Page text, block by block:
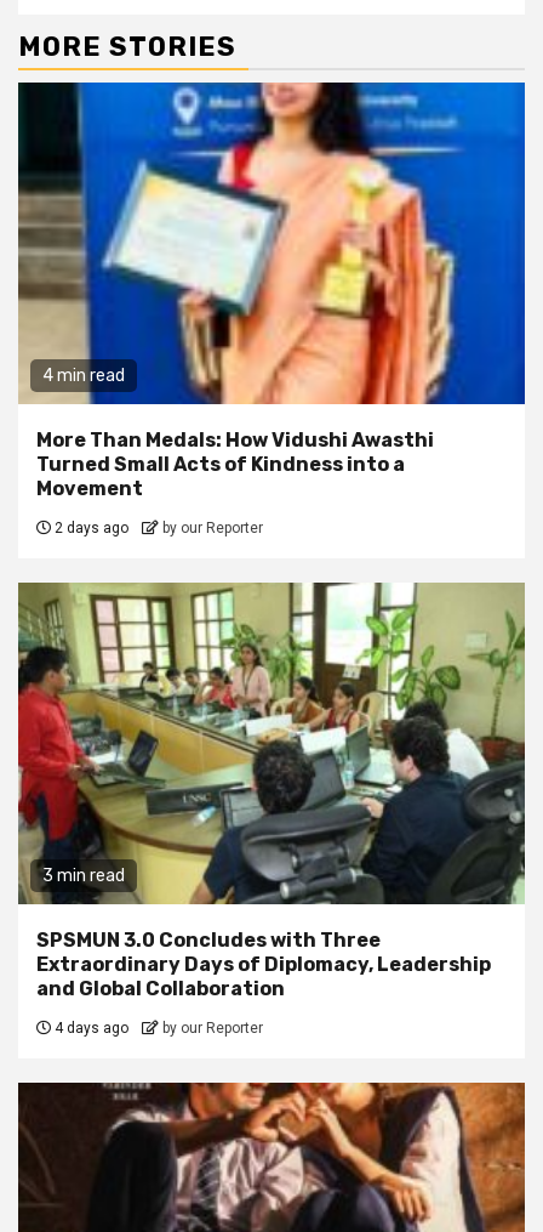
MORE STORIES
4 min read
More Than Medals: How Vidushi Awasthi
Turned Small Acts of Kindness into a
Movement
2 days ago by our Reporter
3 min read
SPSMUN 3.0 Concludes with Three
Extraordinary Days of Diplomacy, Leadership
and Global Collaboration
4 days ago by our Reporter